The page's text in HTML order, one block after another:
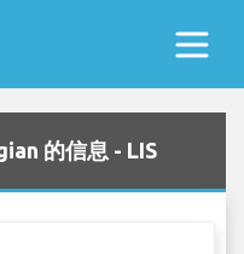
的信息 - LIS